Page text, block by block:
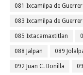
081 Ixcamilpa de
083 Ixcamilpa de
085 Ixtacamaxtitlan
088 Jalpan 089
092 Juan C. Bonilla